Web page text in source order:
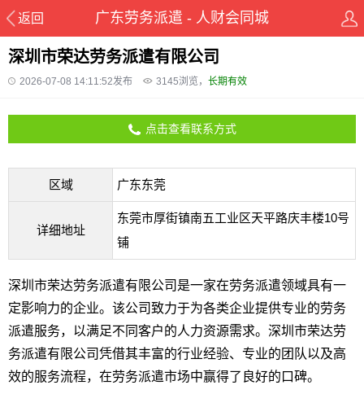
深圳市荣达劳务派遣有限公司
2026-07-08 14:11:52发布 3145浏览， 长期有效
点击查看联系方式
区域 广东东莞
详细地址
东莞市厚街镇南五工业区天平路庆丰楼10号
铺
深圳市荣达劳务派遣有限公司是一家在劳务派遣领域具有一
定影响力的企业。该公司致力于为各类企业提供专业的劳务
派遣服务，以满足不同客户的人力资源需求。深圳市荣达劳
务派遣有限公司凭借其丰富的行业经验、专业的团队以及高
效的服务流程，在劳务派遣市场中赢得了良好的口碑。
返回 广东劳务派遣 - 人财会同城